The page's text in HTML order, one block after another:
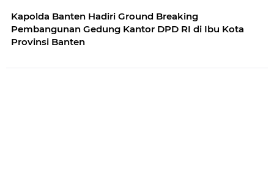
Kapolda Banten Hadiri Ground Breaking
Pembangunan Gedung Kantor DPD RI di Ibu Kota
Provinsi Banten